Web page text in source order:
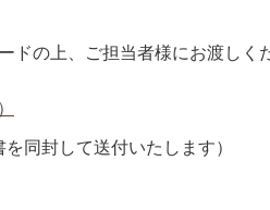
ドの上、ご担当者様にお渡しく
を同封して送付いたします）